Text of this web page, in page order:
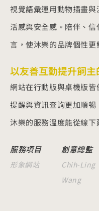
服務項目
形象網站
創意總監
Chih-Ling
Wang
視覺語彙運用動物插畫
活感與安全感。陪伴、
言，使沐樂的品牌個性更
以友善互動提升飼
網站在行動版與桌機版
提醒與資訊查詢更加順
沐樂的服務溫度能從線下